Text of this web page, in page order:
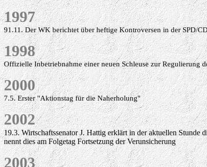
1997
91.11. Der WK berichtet über heftige Kontroversen in der SPD/
1998
Offizielle Inbetriebnahme einer neuen Schleuse zur Regulierung
2000
7.5. Erster "Aktionstag für die Naherholung"
2002
19.3. Wirtschaftssenator J. Hattig erklärt in der aktuellen
nennt dies am Folgetag Fortsetzung der Verunsicherung
2003